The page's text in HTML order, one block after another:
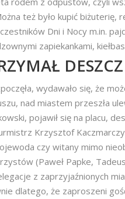
też było kupić biżuterię,
Dni i Nocy m.in.
zapiekankami,
DESZCZ
wydawało się, że
nad miastem przeszła
pojawił się na placu,
Krzysztof
czy witany mimo
(Paweł Papke,
z zaprzyjaźnionych
dlatego, że zaproszeni